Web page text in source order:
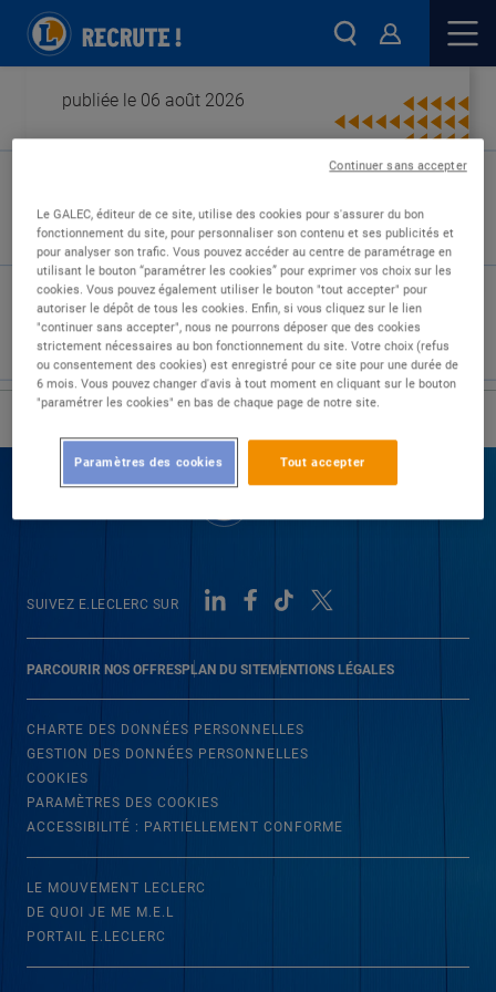
publiée le 06 août 2026
Type de contrat :
Expérience :
Études :
PARCOURIR NOS OFFRESPLAN DU SITEMENTIONS LÉGALES
SUIVEZ E.LECLERC SUR
CHARTE DES DONNÉES PERSONNELLES
GESTION DES DONNÉES PERSONNELLES
COOKIES
PARAMÈTRES DES COOKIES
ACCESSIBILITÉ : PARTIELLEMENT CONFORME
LE MOUVEMENT LECLERC
DE QUOI JE ME M.E.L
PORTAIL E.LECLERC
Le GALEC, éditeur de ce site, utilise des cookies pour s'assurer du bon
fonctionnement du site, pour personnaliser son contenu et ses publicités et
pour analyser son trafic. Vous pouvez accéder au centre de paramétrage en
utilisant le bouton “paramétrer les cookies” pour exprimer vos choix sur les
cookies. Vous pouvez également utiliser le bouton "tout accepter" pour
autoriser le dépôt de tous les cookies. Enfin, si vous cliquez sur le lien
"continuer sans accepter", nous ne pourrons déposer que des cookies
strictement nécessaires au bon fonctionnement du site. Votre choix (refus
ou consentement des cookies) est enregistré pour ce site pour une durée de
6 mois. Vous pouvez changer d'avis à tout moment en cliquant sur le bouton
"paramétrer les cookies" en bas de chaque page de notre site.
Tout accepter
Paramètres des cookies
Continuer sans accepter